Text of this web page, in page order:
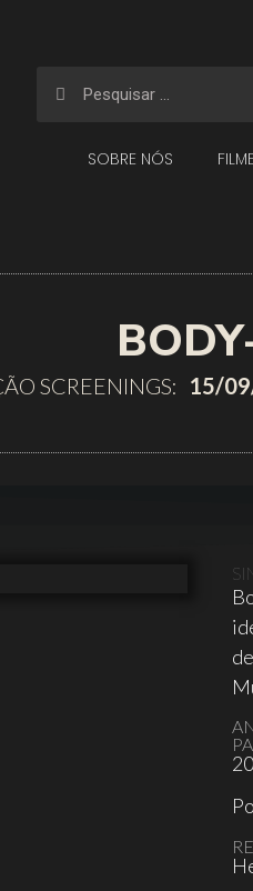
SOBRE NÓS
SCREENINGS: 15/